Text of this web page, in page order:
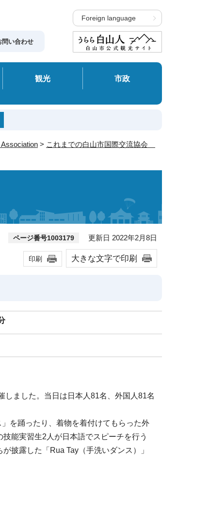
問い合わせ
Foreign language
観光 市政
> これまでの白山市国際交流協会
ページ番号1003179 更新日 2022年2月8日
印刷 大きな文字で印刷
ました。当日は日本人81名、外国人81名
を踊ったり、着物を着付けてもらった外
能実習生2人が日本語でスピーチを行う
披露した「 Rua Tay （手洗いダンス）」